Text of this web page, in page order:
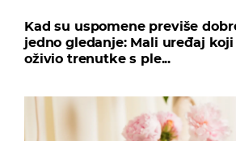
Kad su uspomene previše
jedno gledanje: Mali uređaj
oživio trenutke s ple...